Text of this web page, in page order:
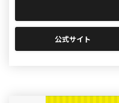
公式サイト